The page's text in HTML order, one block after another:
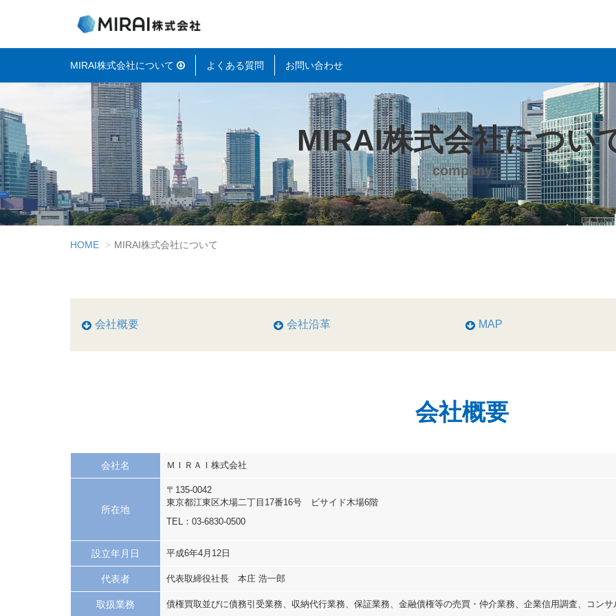
MIRAI株式会社について よくある質問 お問い合わせ
MIRAI株式会社につい
company
HOME MIRAI株式会社について
会社概要 会社沿革 MAP
会社概要
会社名 ＭＩＲＡＩ株式会社
所在地
〒135-0042
東京都江東区木場二丁目17番16号 ビサイド木場6階
TEL： 03-6830-0500
設立年月日 平成6年4月12日
代表者 代表取締役社長 本庄 浩一郎
取扱業務 債権買取並びに債務引受業務、収納代行業務、保証業務、金融債権等の売買・仲介業務、企業信用調査、コン